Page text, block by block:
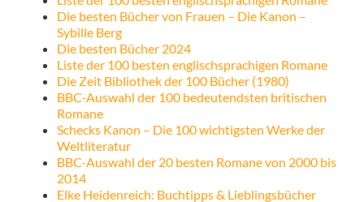
Die besten Bücher von Frauen – Die Kanon –
Sybille Berg
Die besten Bücher 2024
Liste der 100 besten englischsprachigen Romane
Die Zeit Bibliothek der 100 Bücher (1980)
BBC-Auswahl der 100 bedeutendsten britischen
Romane
Schecks Kanon – Die 100 wichtigsten Werke der
Weltliteratur
BBC-Auswahl der 20 besten Romane von 2000 bis
2014
Elke Heidenreich: Buchtipps & Lieblingsbücher